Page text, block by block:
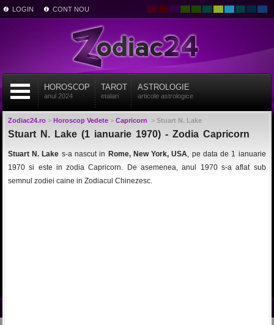
LOGIN CONT NOU
HOROSCOP
anul 2024
TAROT
etalari
ASTROLOGIE
articole astrologice
Zodiac24.ro> Horoscop Vedete> Capricorn > Stuart N. Lake
Stuart N. Lake (1 ianuarie 1970) - Zodia Capricorn
Stuart N. Lake s-a nascut in Rome, New York, USA, pe data de 1 ianuarie
1970 si este in zodia Capricorn. De asemenea, anul 1970 s-a aflat sub
semnul zodiei caine in Zodiacul Chinezesc.